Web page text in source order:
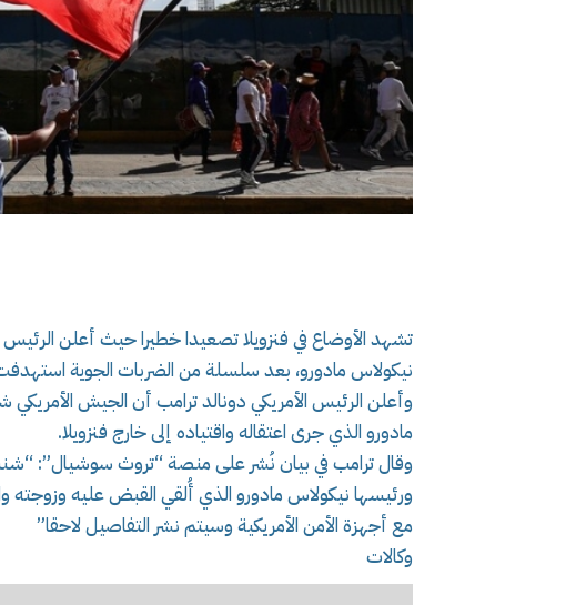
تشهد الأوضاع في فنزويلا تصعيدا خطيرا حيث أعلن الرئيس
نيكولاس مادورو، بعد سلسلة من الضربات الجوية
وأعلن الرئيس الأمريكي دونالد ترامب أن الجيش
مادورو الذي جرى اعتقاله واقتياده إلى خارج فنزويلا.
وقال ترامب في بيان نُشر على منصة “تروث سوشيال”:
ورئيسها نيكولاس مادورو الذي أُلقي القبض عليه وزوجته
مع أجهزة الأمن الأمريكية وسيتم نشر التفاصيل لاحقا”
وكالات